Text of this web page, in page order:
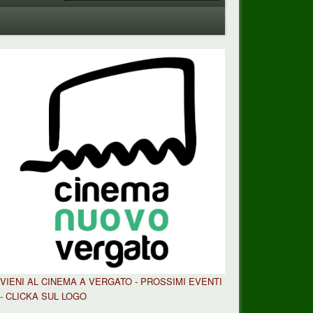
VIENI AL CINEMA A VERGATO - PROSSIMI EVENTI
- CLICKA SUL LOGO